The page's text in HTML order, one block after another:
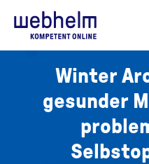
Winter
gesunder